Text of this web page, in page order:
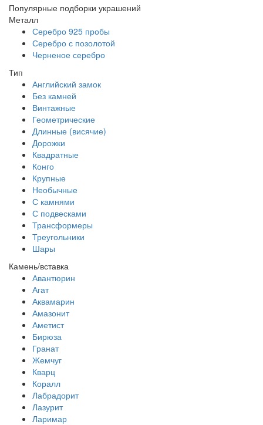
Популярные подборки украшений
Металл
Серебро 925 пробы
Серебро с позолотой
Черненое серебро
Тип
Английский замок
Без камней
Винтажные
Геометрические
Длинные (висячие)
Дорожки
Квадратные
Конго
Крупные
Необычные
С камнями
С подвесками
Трансформеры
Треугольники
Шары
Камень/вставка
Авантюрин
Агат
Аквамарин
Амазонит
Аметист
Бирюза
Гранат
Жемчуг
Кварц
Коралл
Лабрадорит
Лазурит
Ларимар